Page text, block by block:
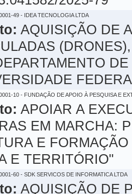
49 - IDEA TECNOLOGIA LTDA
AQUISIÇÃO DE
10 - FUNDAÇÃO DE APOIO À PESQUISA E
APOIAR A
EM MARCHA:
E
E TERRITÓRIO"
60 - SDK SERVICOS DE INFORMATICA LTDA
AQUISIÇÃO DE